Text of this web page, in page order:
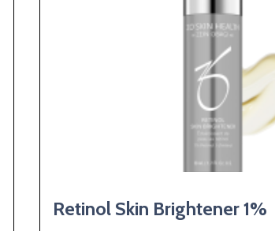
Retinol Skin Brightener 1%